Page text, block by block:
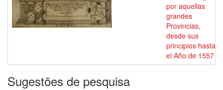
por aquellas
grandes
Provincias,
desde sus
principios hasta
el Año de 1557
Sugestões de pesquisa